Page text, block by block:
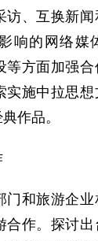
访、互换新
响的网络媒
等方面加强
实施中拉思
作品。
和旅游企业
合作。探讨出